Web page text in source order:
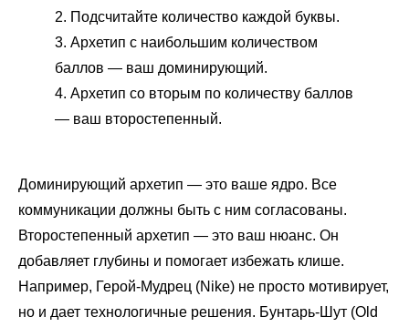
Подсчитайте количество каждой буквы.
Архетип с наибольшим количеством
баллов — ваш доминирующий.
Архетип со вторым по количеству баллов
— ваш второстепенный.
Доминирующий архетип — это ваше ядро. Все
коммуникации должны быть с ним согласованы.
Второстепенный архетип — это ваш нюанс. Он
добавляет глубины и помогает избежать клише.
Например, Герой-Мудрец (Nike) не просто мотивирует,
но и дает технологичные решения. Бунтарь-Шут (Old